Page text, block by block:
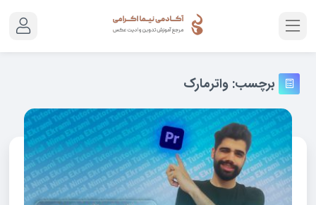
برچسب:واترمارک